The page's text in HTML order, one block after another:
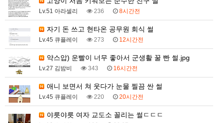
Lv.51 아라셀리 236 8시간전
자기 돈 쓰고 현타온 공무원 회식 썰
Lv.45 큐플레이 273 12시간전
약스압) 운빨이 너무 좋아서 군생활 꿀 빤 썰.jpg
Lv.27 김밤비 343 16시간전
애니 보면서 쳐 웃다가 눈물 찔끔 싼 썰
Lv.45 큐플레이 220 20시간전
야릇야릇 여자 교도소 꼴리는 썰ㄷㄷㄷ